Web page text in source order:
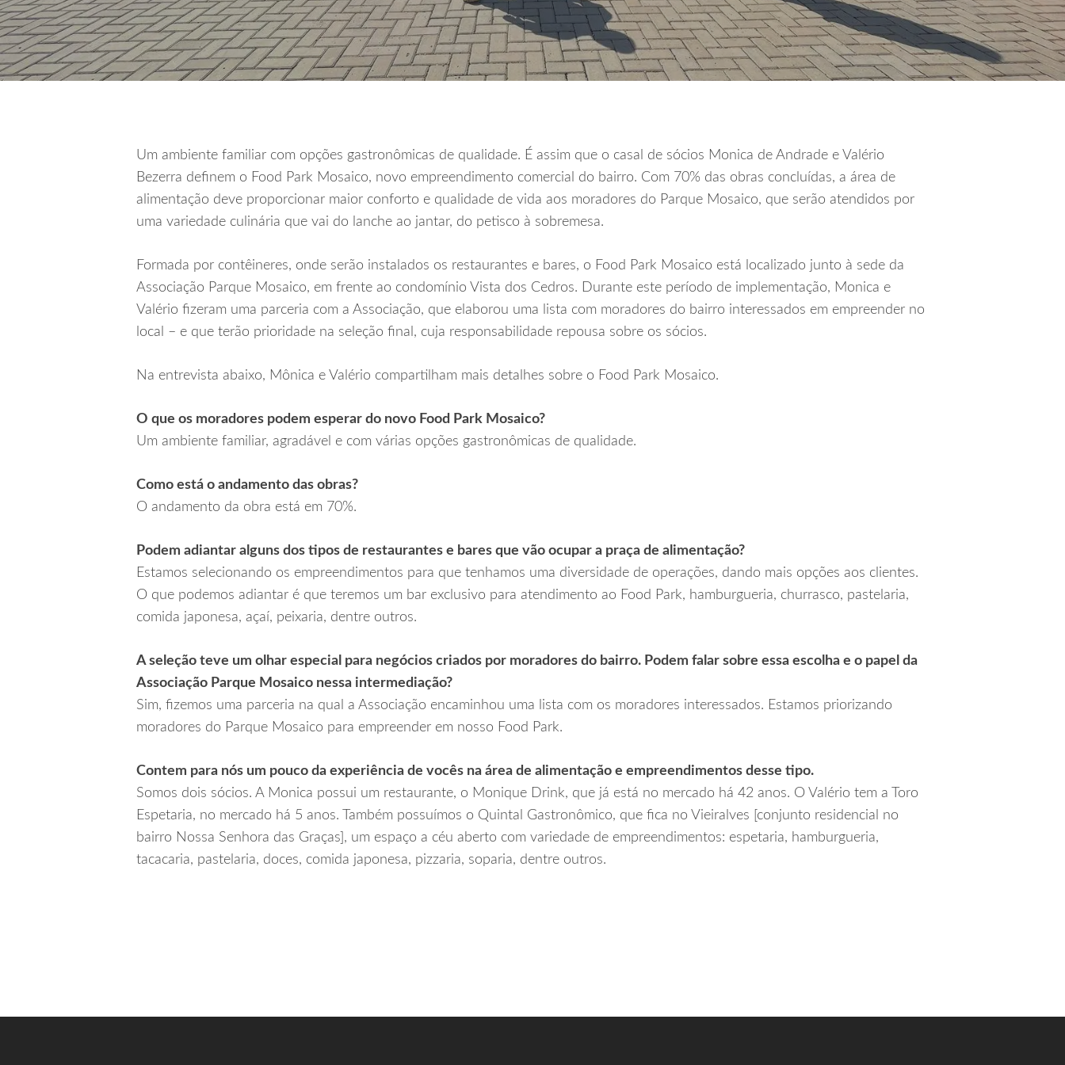
Um ambiente familiar com opções gastronômicas de qualidade. É assim que o casal de sócios Monica de Andrade e Valério
Bezerra definem o Food Park Mosaico, novo empreendimento comercial do bairro. Com 70% das obras concluídas, a área de
alimentação deve proporcionar maior conforto e qualidade de vida aos moradores do Parque Mosaico, que serão atendidos por
uma variedade culinária que vai do lanche ao jantar, do petisco à sobremesa.
Formada por contêineres, onde serão instalados os restaurantes e bares, o Food Park Mosaico está localizado junto à sede da
Associação Parque Mosaico, em frente ao condomínio Vista dos Cedros. Durante este período de implementação, Monica e
Valério fizeram uma parceria com a Associação, que elaborou uma lista com moradores do bairro interessados em empreender no
local – e que terão prioridade na seleção final, cuja responsabilidade repousa sobre os sócios.
Na entrevista abaixo, Mônica e Valério compartilham mais detalhes sobre o Food Park Mosaico.
O que os moradores podem esperar do novo Food Park Mosaico?
Um ambiente familiar, agradável e com várias opções gastronômicas de qualidade.
Como está o andamento das obras?
O andamento da obra está em 70%.
Podem adiantar alguns dos tipos de restaurantes e bares que vão ocupar a praça de alimentação?
Estamos selecionando os empreendimentos para que tenhamos uma diversidade de operações, dando mais opções aos clientes.
O que podemos adiantar é que teremos um bar exclusivo para atendimento ao Food Park, hamburgueria, churrasco, pastelaria,
comida japonesa, açaí, peixaria, dentre outros.
A seleção teve um olhar especial para negócios criados por moradores do bairro. Podem falar sobre essa escolha e o papel da
Associação Parque Mosaico nessa intermediação?
Sim, fizemos uma parceria na qual a Associação encaminhou uma lista com os moradores interessados. Estamos priorizando
moradores do Parque Mosaico para empreender em nosso Food Park.
Contem para nós um pouco da experiência de vocês na área de alimentação e empreendimentos desse tipo.
Somos dois sócios. A Monica possui um restaurante, o Monique Drink, que já está no mercado há 42 anos. O Valério tem a Toro
Espetaria, no mercado há 5 anos. Também possuímos o Quintal Gastronômico, que fica no Vieiralves [conjunto residencial no
bairro Nossa Senhora das Graças], um espaço a céu aberto com variedade de empreendimentos: espetaria, hamburgueria,
tacacaria, pastelaria, doces, comida japonesa, pizzaria, soparia, dentre outros.